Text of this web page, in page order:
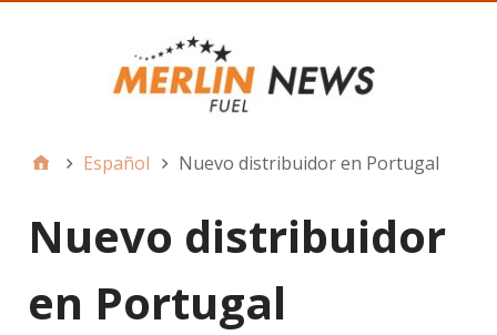
Español Nuevo distribuidor en Portugal
Nuevo distribuidor
en Portugal